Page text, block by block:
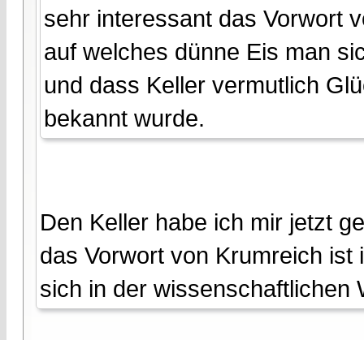
sehr interessant das Vorwort
auf welches dünne Eis man
und dass Keller vermutlich
bekannt wurde.
Den Keller habe ich mir jetzt
das Vorwort von Krumreich
sich in der wissenschaftlichen